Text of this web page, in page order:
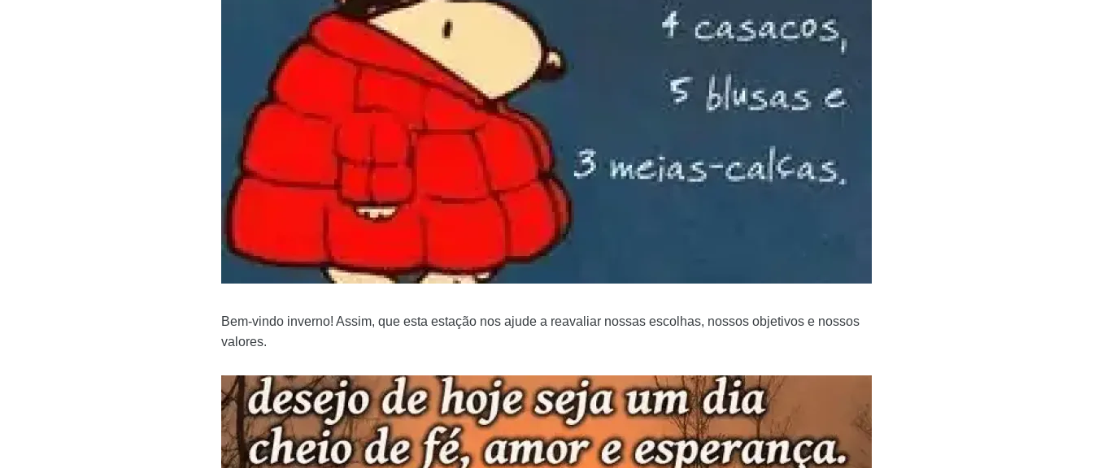
Bem-vindo inverno! Assim, que esta estação nos ajude a reavaliar nossas escolhas, nossos objetivos e nossos
valores.